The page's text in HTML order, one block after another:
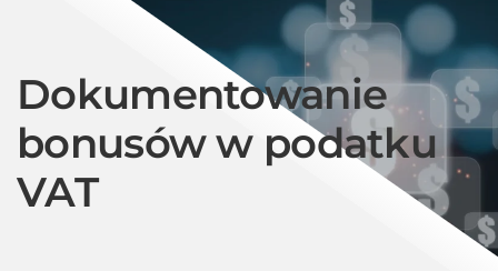
Dokumentowanie
bonusów w podatku
VAT